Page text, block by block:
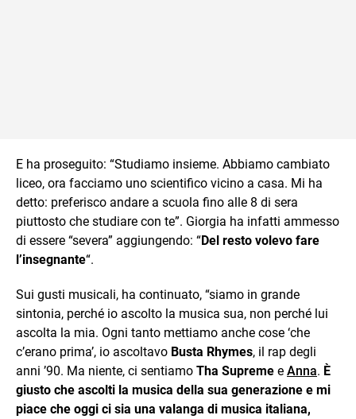
E ha proseguito: “Studiamo insieme. Abbiamo cambiato
liceo, ora facciamo uno scientifico vicino a casa. Mi ha
detto: preferisco andare a scuola fino alle 8 di sera
piuttosto che studiare con te”. Giorgia ha infatti ammesso
di essere “severa” aggiungendo: “Del resto volevo fare
l’insegnante“.
Sui gusti musicali, ha continuato, “siamo in grande
sintonia, perché io ascolto la musica sua, non perché lui
ascolta la mia. Ogni tanto mettiamo anche cose ‘che
c’erano prima’, io ascoltavo Busta Rhymes, il rap degli
anni ’90. Ma niente, ci sentiamo Tha Supreme e Anna. È
giusto che ascolti la musica della sua generazione e mi
piace che oggi ci sia una valanga di musica italiana,